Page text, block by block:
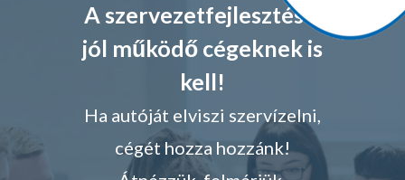
A szervezetfejlesztés a
jól működő cégeknek is
kell!
Ha autóját elviszi szervízelni,
cégét hozza hozzánk!